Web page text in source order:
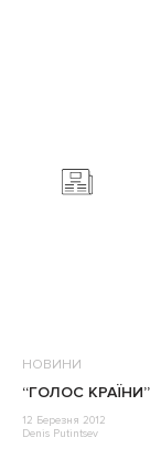
НОВИНИ
“ГОЛОС
12 Березня 2012
Denis Putintsev